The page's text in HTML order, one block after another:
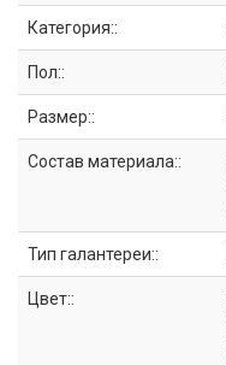
Категория::
Пол::
Размер::
Состав материала::
Тип галантереи::
Цвет::